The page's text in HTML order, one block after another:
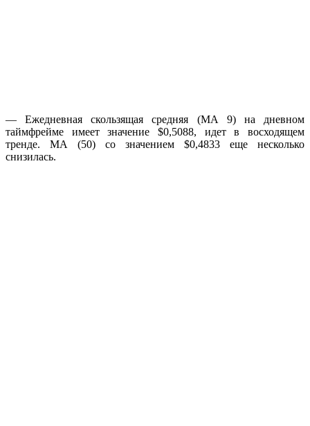
— Ежедневная скользящая средняя (МА 9) на дневном
таймфрейме имеет значение $0,5088, идет в восходящем
тренде. МА (50) со значением $0,4833 еще несколько
снизилась.